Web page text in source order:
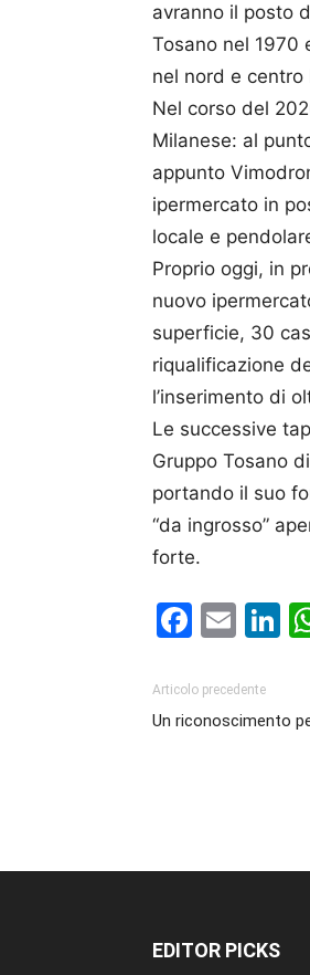
avranno il posto
Tosano nel 1970
nel nord e
Nel corso del
Milanese: al
appunto
ipermercato in
locale e
Proprio oggi, in
nuovo
superficie, 30
riqualificazione
l’inserimento di
Le successive
Gruppo Tosano
portando il suo
“da ingrosso”
forte.
Articolo precedente
Un riconoscimento
EDITOR PICKS